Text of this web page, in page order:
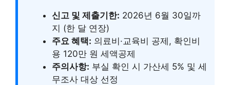
신고 및 제출기한: 2026년 6월 30일까
지 (한 달 연장)
주요 혜택: 의료비·교육비 공제, 확인비
용 120만 원 세액공제
주의사항: 부실 확인 시 가산세 5% 및 세
무조사 대상 선정